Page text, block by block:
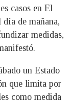
casos en El
día de mañana,
medidas,
un Estado
que limita por
como medida